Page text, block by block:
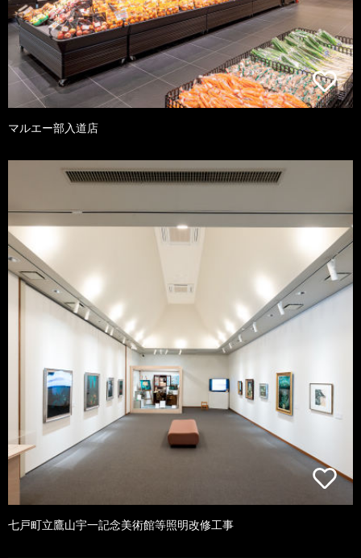
マルエー部入道店
七戸町立鷹山宇一記念美術館等照明改修工事